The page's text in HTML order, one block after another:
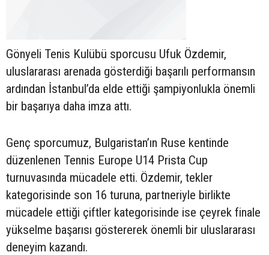
Gönyeli Tenis Kulübü sporcusu Ufuk Özdemir,
uluslararası arenada gösterdiği başarılı performansın
ardından İstanbul’da elde ettiği şampiyonlukla önemli
bir başarıya daha imza attı.
Genç sporcumuz, Bulgaristan’ın Ruse kentinde
düzenlenen Tennis Europe U14 Prista Cup
turnuvasında mücadele etti. Özdemir, tekler
kategorisinde son 16 turuna, partneriyle birlikte
mücadele ettiği çiftler kategorisinde ise çeyrek finale
yükselme başarısı göstererek önemli bir uluslararası
deneyim kazandı.